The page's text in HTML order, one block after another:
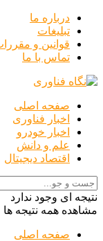
درباره ما
تبلیغات
قوانین و
تماس با ما
صفحه اصلی
اخبار فناوری
اخبار خودرو
علم و دانش
اقتصاد دیجیتال
نتیجه ای وجود ندارد
مشاهده همه نتیجه ها
صفحه اصلی